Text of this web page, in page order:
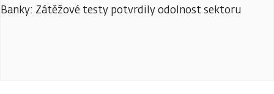
Banky: Zátěžové testy potvrdily odolnost sektoru